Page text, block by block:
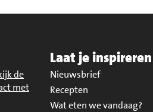
de
met
Laat je inspireren
Nieuwsbrief
Recepten
Wat eten we vandaag?